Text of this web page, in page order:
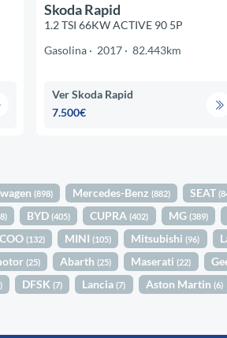
Skoda Rapid
1.2 TSI 66KW ACTIVE 90 5P
Gasolina
2017 82.443km
Ver Skoda Rapid
7.500€
(898) Mercedes-Benz(882) SEAT
BYD(405) CUPRA(402) MG (389)
(132) MINI(105) Mitsubishi(96)
(25) Abarth(25) Maserati(22)
DFSK(7) Lancia(7) Aston Martin (6)